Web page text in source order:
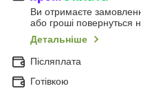
Ви отримаєте
або гроші повернуться
Детальніше
Післяплата
Готівкою